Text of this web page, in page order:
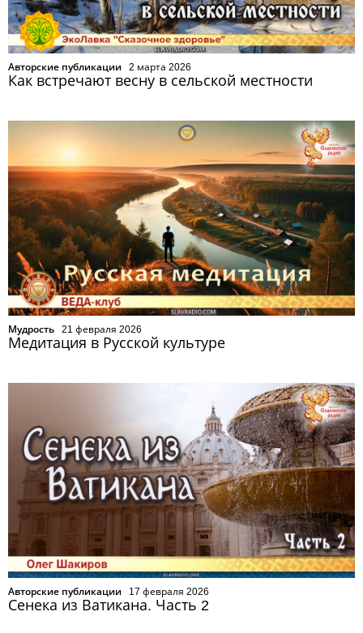
Авторские публикации 2 марта 2026
Как встречают весну в сельской местности
Мудрость 21 февраля 2026
Медитация в Русской культуре
Авторские публикации 17 февраля 2026
Сенека из Ватикана. Часть 2